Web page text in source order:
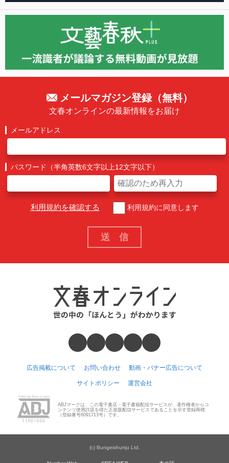
メールマガジン登録（無料）
文春オンラインの最新情報をお届け
メールアドレス
パスワード（半角英数6文字以上12文字以下）
利用規約を確認する 利用規約に同意します
広告掲載について お問い合わせ 動画・バナー広告について
サイトポリシー 運営会社
ABJマークは、この電子書店・電子書籍配信サービスが、著作権者からコ
ンテンツ使用許諾を得た正規版配信サービスであることを示す登録商標
（登録番号6091713号）です。
(c) Bungeishunju Ltd.